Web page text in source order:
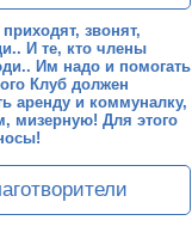
звонят,
И те, кто члены
Им надо и помогать
Клуб должен
аренду и коммуналку,
мизерную! Для этого